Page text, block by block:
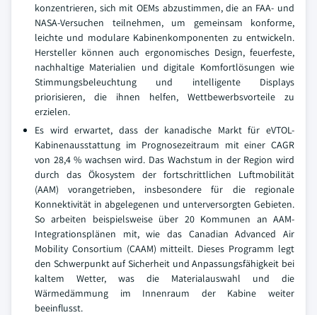
konzentrieren, sich mit OEMs abzustimmen, die an FAA- und
NASA-Versuchen teilnehmen, um gemeinsam konforme,
leichte und modulare Kabinenkomponenten zu entwickeln.
Hersteller können auch ergonomisches Design, feuerfeste,
nachhaltige Materialien und digitale Komfortlösungen wie
Stimmungsbeleuchtung und intelligente Displays
priorisieren, die ihnen helfen, Wettbewerbsvorteile zu
erzielen.
Es wird erwartet, dass der kanadische Markt für eVTOL-
Kabinenausstattung im Prognosezeitraum mit einer CAGR
von 28,4 % wachsen wird. Das Wachstum in der Region wird
durch das Ökosystem der fortschrittlichen Luftmobilität
(AAM) vorangetrieben, insbesondere für die regionale
Konnektivität in abgelegenen und unterversorgten Gebieten.
So arbeiten beispielsweise über 20 Kommunen an AAM-
Integrationsplänen mit, wie das Canadian Advanced Air
Mobility Consortium (CAAM) mitteilt. Dieses Programm legt
den Schwerpunkt auf Sicherheit und Anpassungsfähigkeit bei
kaltem Wetter, was die Materialauswahl und die
Wärmedämmung im Innenraum der Kabine weiter
beeinflusst.